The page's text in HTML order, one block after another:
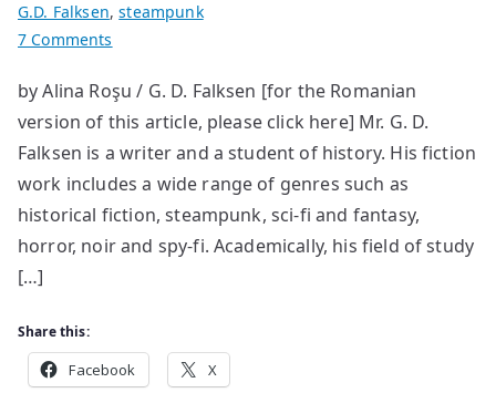
G.D. Falksen,steampunk
7 Comments
Falksen
a
Consummate
Steampunk
Writer
by Alina Roşu / G. D. Falksen [for the Romanian
version of this article, please click here] Mr. G. D.
Falksen is a writer and a student of history. His fiction
work includes a wide range of genres such as
historical fiction, steampunk, sci-fi and fantasy,
horror, noir and spy-fi. Academically, his field of study
[…]
Share this:
Facebook X